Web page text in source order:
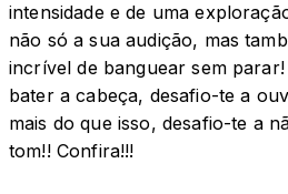
intensidade e de uma
não só a sua audição, mas
incrível de banguear sem
bater a cabeça, desafio-te a
mais do que isso, desafio-te a
tom!! Confira!!!